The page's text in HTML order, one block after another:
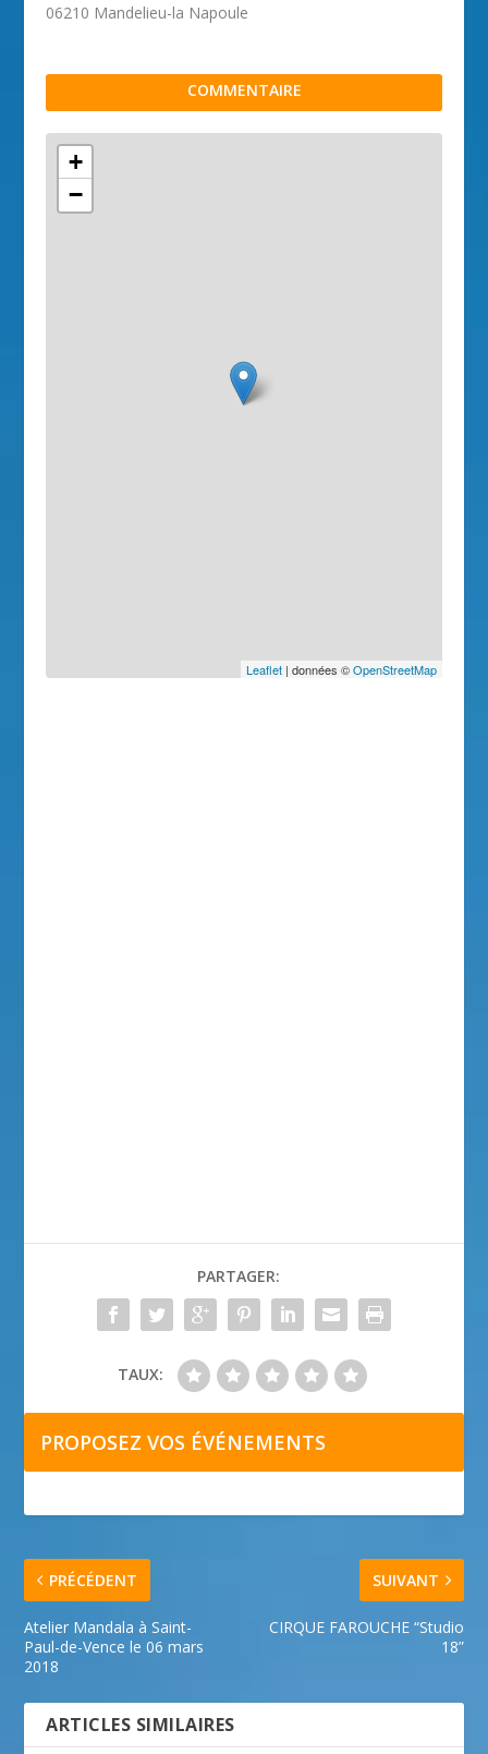
06210 Mandelieu-la Napoule
COMMENTAIRE
+
−
Leaflet| données ©OpenStreetMap
PARTAGER:
TAUX:
PROPOSEZ VOS ÉVÉNEMENTS
PRÉCÉDENT
Atelier Mandala à Saint-
Paul-de-Vence le 06 mars
2018
SUIVANT
CIRQUE FAROUCHE “Studio
18”
ARTICLES SIMILAIRES